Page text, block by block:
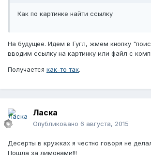
Как по картинке найти ссылку
На будущее. Идем в Гугл, жмем кнопку
вводим ссылку на картинку или файл с
Получается как-то так.
Ласка
Опубликовано 6 августа, 2015
Десерты в кружках я честно говоря не
Пошла за лимонами!!!